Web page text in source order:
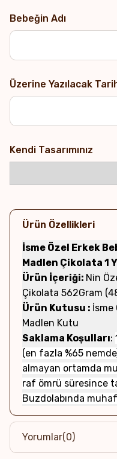
Bebeğin Adı
Üzerine Yazılacak
Kendi Tasarımınız
Ürün Özellikleri
İsme Özel Erkek
Madlen Çikolata 1
Ürün İçeriği: Nin
Çikolata 562Gram
Ürün Kutusu : İsme
Madlen Kutu
Saklama Koşulları:
(en fazla %65
almayan ortamda
raf ömrü süresince
Buzdolabında
Yorumlar(0)